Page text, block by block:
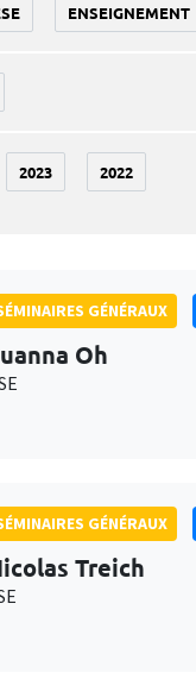
ENSEIGNEMENT
2023 2022
GÉNÉRAUX
Oh
GÉNÉRAUX
Treich